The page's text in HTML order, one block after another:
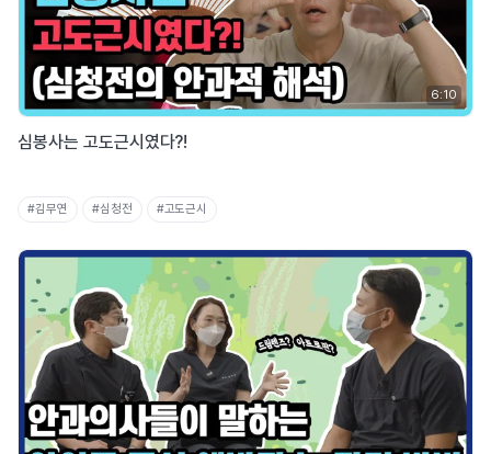
6:10
심봉사는 고도근시였다?!
#김무연 #심청전 #고도근시